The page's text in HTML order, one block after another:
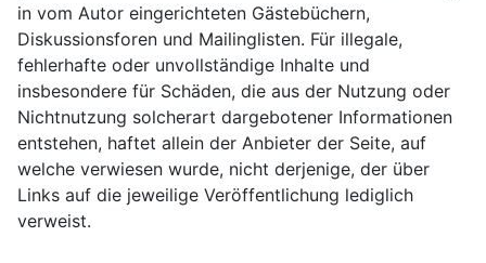
in vom Autor eingerichteten Gästebüchern,
Diskussionsforen und Mailinglisten. Für illegale,
fehlerhafte oder unvollständige Inhalte und
insbesondere für Schäden, die aus der Nutzung oder
Nichtnutzung solcherart dargebotener Informationen
entstehen, haftet allein der Anbieter der Seite, auf
welche verwiesen wurde, nicht derjenige, der über
Links auf die jeweilige Veröffentlichung lediglich
verweist.